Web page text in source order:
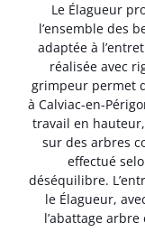
Le Élagueur
l’ensemble des
adaptée à
réalisée avec
grimpeur permet
à Calviac-en-
travail en
sur des arbres
effectué
déséquilibre.
le Élagueur,
l’abattage